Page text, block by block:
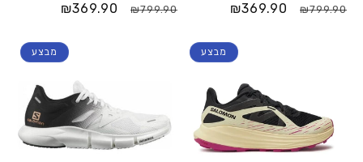
₪799.90
₪369.90
₪799.90
₪369.90
מבצע מבצע